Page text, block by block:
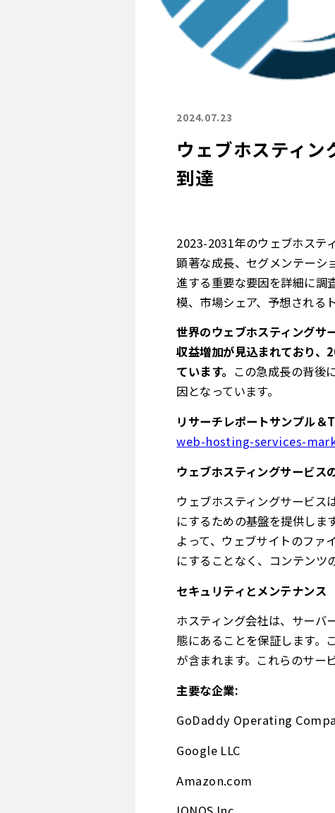
2024.07.23
ウェブホスティ
到達
2023-2031年のウェブホステ
顕著な成長、セグメンテーシ
進する重要な要因を詳細に調
模、市場シェア、予想される
世界のウェブホスティング
収益増加が見込まれており
ています。 この急成長の背後
因となっています。
リサーチレポートサンプル＆
web-hosting-services-
ウェブホスティングサービス
ウェブホスティングサービス
にするための基盤を提供しま
よって、ウェブサイトのファ
にすることなく、コンテンツ
セキュリティとメンテナンス
ホスティング会社は、サーバ
態にあることを保証します。
が含まれます。これらのサー
主要な企業:
GoDaddy Operating
Google LLC
Amazon.com